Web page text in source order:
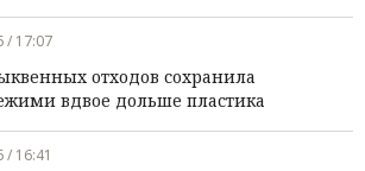
/ 17:07
отходов сохранила
вдвое дольше пластика
/ 16:41